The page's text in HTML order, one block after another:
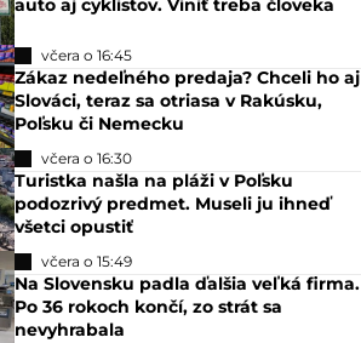
auto aj cyklistov. Viniť treba človeka
včera o 16:45
Zákaz nedeľného predaja? Chceli ho aj
Slováci, teraz sa otriasa v Rakúsku,
Poľsku či Nemecku
včera o 16:30
Turistka našla na pláži v Poľsku
podozrivý predmet. Museli ju ihneď
všetci opustiť
včera o 15:49
Na Slovensku padla ďalšia veľká firma.
Po 36 rokoch končí, zo strát sa
nevyhrabala